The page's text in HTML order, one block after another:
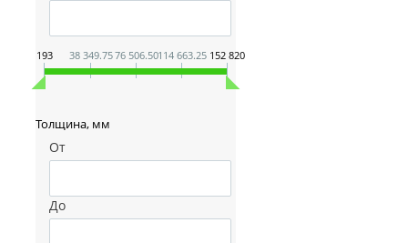
193 38 349.7576 506.50114 663.25 152 820
Толщина, мм
От
До